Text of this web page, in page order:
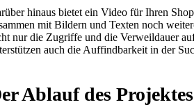
hinaus bietet ein Video für Ihren
mit Bildern und Texten noch
nur die Zugriffe und die Verweildauer
auch die Auffindbarkeit in der
Ablauf des